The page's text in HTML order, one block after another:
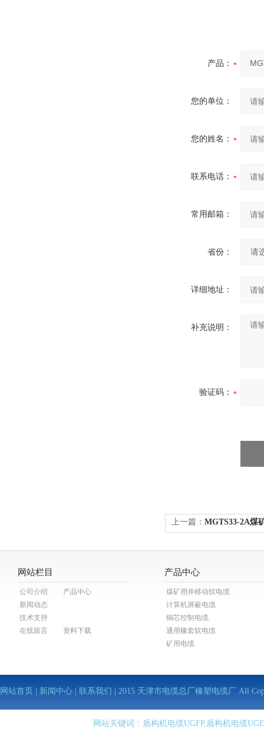
产品：
您的单位：
您的姓名：
联系电话：
常用邮箱：
省份：
详细地址：
补充说明：
验证码：
上一篇： MGTS33-2A煤
网站栏目
公司介绍
产品中心
新闻动态
技术支持
在线留言
资料下载
产品中心
煤矿用井移动软电缆
计算机屏蔽电缆
铜芯控制电缆
通用橡套软电缆
矿用电缆
网站首页 新闻中心 联系我们 | 2015 天津市电缆总厂橡塑电缆厂 All
网站关键词：盾构机电缆UGFP,盾构机电缆